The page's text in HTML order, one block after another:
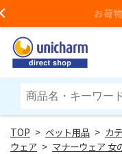
お荷物のお届け
> ペット用品 > カ
ウェア > マナーウェア 女